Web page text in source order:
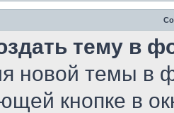
тему в
новой темы в
кнопке в